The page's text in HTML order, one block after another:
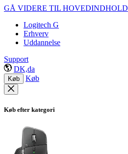
GÅ VIDERE TIL HOVEDINDHOLD
Logitech G
Erhverv
Uddannelse
Support
DK,da
Køb Køb
Køb efter kategori